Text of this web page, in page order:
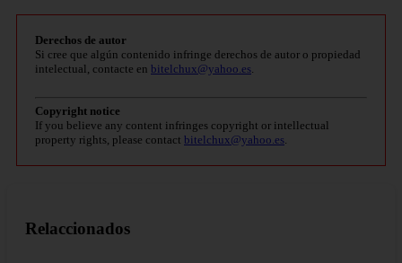
Derechos de autor
Si cree que algún contenido infringe derechos de autor o propiedad
intelectual, contacte en bitelchux@yahoo.es.
Copyright notice
If you believe any content infringes copyright or intellectual
property rights, please contact bitelchux@yahoo.es.
Relaccionados